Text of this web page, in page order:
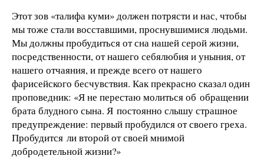
Этот зов «талифа куми» должен потрясти и нас, чтобы
мы тоже стали восставшими, проснувшимися людьми.
Мы должны пробудиться от сна нашей серой жизни,
посредственности, от нашего себялюбия и уныния, от
нашего отчаяния, и прежде всего от нашего
фарисейского бесчувствия. Как прекрасно сказал один
проповедник: «Я не перестаю молиться об обращении
брата блудного сына. Я постоянно слышу страшное
предупреждение: первый пробудился от своего греха.
Пробудится ли второй от своей мнимой
добродетельной жизни?»